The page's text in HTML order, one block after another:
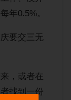
年0.5%。
要交三无
，或者在
找到一份